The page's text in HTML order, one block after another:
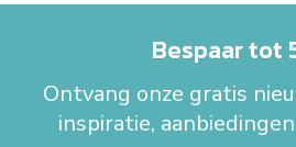
Bespaar tot
Ontvang onze gratis
inspiratie,